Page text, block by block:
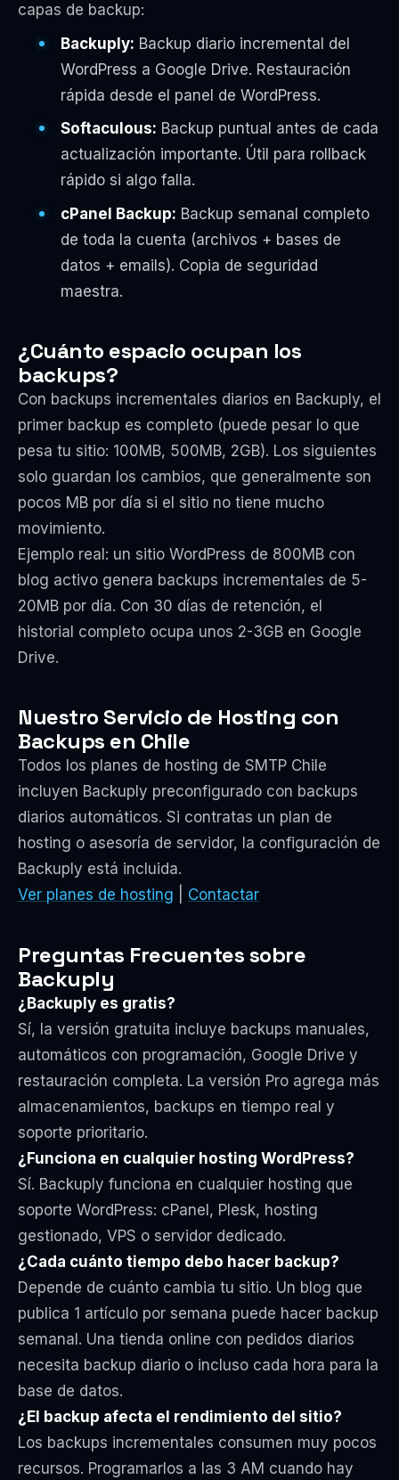
capas de backup:
Backuply: Backup diario incremental del
WordPress a Google Drive. Restauración
rápida desde el panel de WordPress.
Softaculous: Backup puntual antes de cada
actualización importante. Útil para rollback
rápido si algo falla.
cPanel Backup: Backup semanal completo
de toda la cuenta (archivos + bases de
datos + emails). Copia de seguridad
maestra.
¿Cuánto espacio ocupan los
backups?
Con backups incrementales diarios en Backuply, el
primer backup es completo (puede pesar lo que
pesa tu sitio: 100MB, 500MB, 2GB). Los siguientes
solo guardan los cambios, que generalmente son
pocos MB por día si el sitio no tiene mucho
movimiento.
Ejemplo real: un sitio WordPress de 800MB con
blog activo genera backups incrementales de 5-
20MB por día. Con 30 días de retención, el
historial completo ocupa unos 2-3GB en Google
Drive.
Nuestro Servicio de Hosting con
Backups en Chile
Todos los planes de hosting de SMTP Chile
incluyen Backuply preconfigurado con backups
diarios automáticos. Si contratas un plan de
hosting o asesoría de servidor, la configuración de
Backuply está incluida.
Ver planes de hosting
Contactar
Preguntas Frecuentes sobre
Backuply
¿Backuply es gratis?
Sí, la versión gratuita incluye backups manuales,
automáticos con programación, Google Drive y
restauración completa. La versión Pro agrega más
almacenamientos, backups en tiempo real y
soporte prioritario.
¿Funciona en cualquier hosting WordPress?
Sí. Backuply funciona en cualquier hosting que
soporte WordPress: cPanel, Plesk, hosting
gestionado, VPS o servidor dedicado.
¿Cada cuánto tiempo debo hacer backup?
Depende de cuánto cambia tu sitio. Un blog que
publica 1 artículo por semana puede hacer backup
semanal. Una tienda online con pedidos diarios
necesita backup diario o incluso cada hora para la
base de datos.
¿El backup afecta el rendimiento del sitio?
Los backups incrementales consumen muy pocos
recursos. Programarlos a las 3 AM cuando hay